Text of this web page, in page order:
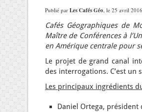
Publié par Les Cafés Géo, le 25 avril
Cafés Géographiques de
Maître de Conférences à
en Amérique centrale pour
Le projet de grand canal
des interrogations. C’est un
Les principaux ingrédients
Daniel Ortega,